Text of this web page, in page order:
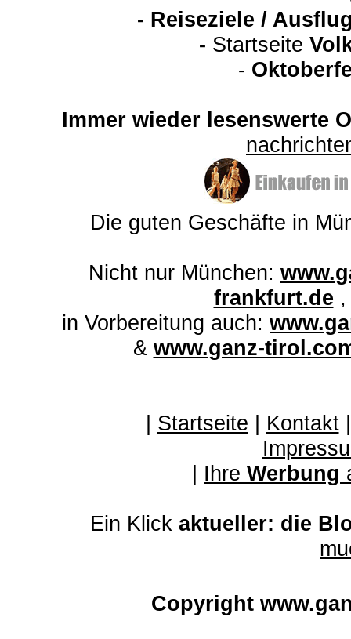
- Reiseziele /
- Startseite
-
Immer wieder lesenswerte
Die guten Geschäfte in
Nicht nur München:
frankfurt.de
in Vorbereitung auch:
& www.ganz-
| Startseite | Kontakt
| Ihre Werbung
Ein Klick aktueller: die
Copyright